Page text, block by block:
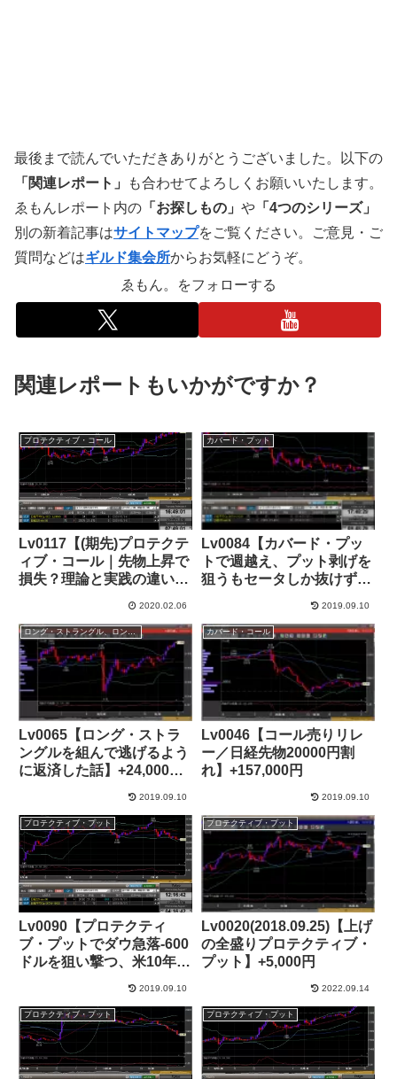
最後まで読んでいただきありがとうございました。以下の
「関連レポート」
も合わせてよろしくお願いいたします。
ゑもんレポート内の 「お探しもの」 や 「4つのシリーズ」
別の新着記事はサイトマップをご覧ください。ご意見・ご
質問などはギルド集会所からお気軽にどうぞ。
ゑもん。をフォローする
関連レポートもいかがですか？
プロテクティブ・コール
Lv0117【(期先)プロテクテ
ィブ・コール｜先物上昇で
損失？理論と実践の違い】
2020.02.06
カバード・プット
Lv0084【カバード・プッ
トで週越え、プット剥げを
狙うもセータしか抜けず】
2019.09.10
Lv0065【ロング・ストラ
ングルを組んで逃げるよう
に返済した話】+24,000
2019.09.10
カバード・コール
Lv0046【コール売りリレ
ー／日経先物20000円割
れ】+157,000円
2019.09.10
プロテクティブ・プット
Lv0090【プロテクティ
ブ・プットでダウ急落‐600
ドルを狙い撃つ、米10年物
2019.09.10
プロテクティブ・プット
Lv0020(2018.09.25)【上げ
の全盛りプロテクティブ・
プット】+5,000円
2022.09.14
プロテクティブ・プット プロテクティブ・プット